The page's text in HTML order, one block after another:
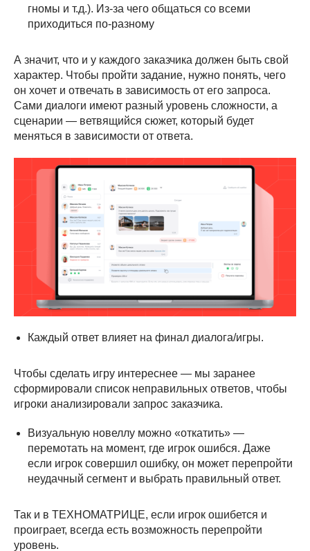
гномы и т.д.). Из-за чего общаться со всеми
приходиться по-разному
А значит, что и у каждого заказчика должен быть свой
характер. Чтобы пройти задание, нужно понять, чего
он хочет и отвечать в зависимость от его запроса.
Сами диалоги имеют разный уровень сложности, а
сценарии — ветвящийся сюжет, который будет
меняться в зависимости от ответа.
Каждый ответ влияет на финал диалога/игры.
Чтобы сделать игру интереснее — мы заранее
сформировали список неправильных ответов, чтобы
игроки анализировали запрос заказчика.
Визуальную новеллу можно «откатить» —
перемотать на момент, где игрок ошибся. Даже
если игрок совершил ошибку, он может перепройти
неудачный сегмент и выбрать правильный ответ.
Так и в ТЕХНОМАТРИЦЕ, если игрок ошибется и
проиграет, всегда есть возможность перепройти
уровень.